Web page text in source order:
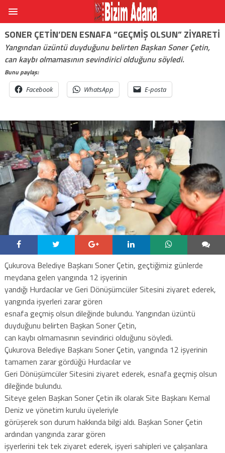
SONER ÇETIN’DEN ESNAFA “GEÇMIŞ OLSUN” ZIYARETI
Yangından üzüntü duyduğunu belirten Başkan Soner Çetin,
can kaybı olmamasının sevindirici olduğunu söyledi.
Bunu paylaş:
Facebook WhatsApp E-posta
Çukurova Belediye Başkanı Soner Çetin, geçtiğimiz günlerde
meydana gelen yangında 12 işyerinin
yandığı Hurdacılar ve Geri Dönüşümcüler Sitesini ziyaret ederek,
yangında işyerleri zarar gören
esnafa geçmiş olsun dileğinde bulundu. Yangından üzüntü
duyduğunu belirten Başkan Soner Çetin,
can kaybı olmamasının sevindirici olduğunu söyledi.
Çukurova Belediye Başkanı Soner Çetin, yangında 12 işyerinin
tamamen zarar gördüğü Hurdacılar ve
Geri Dönüşümcüler Sitesini ziyaret ederek, esnafa geçmiş olsun
dileğinde bulundu.
Siteye gelen Başkan Soner Çetin ilk olarak Site Başkanı Kemal
Deniz ve yönetim kurulu üyeleriyle
görüşerek son durum hakkında bilgi aldı. Başkan Soner Çetin
ardından yangında zarar gören
işyerlerini tek tek ziyaret ederek, işyeri sahipleri ve çalışanlara